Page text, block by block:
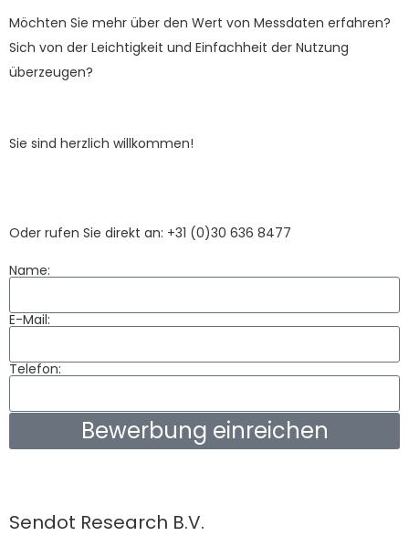
Möchten Sie mehr über den Wert von Messdaten erfahren?
Sich von der Leichtigkeit und Einfachheit der Nutzung
überzeugen?
Sie sind herzlich willkommen!
Oder rufen Sie direkt an: +31 (0)30 636 8477
Name:
E-Mail:
Telefon:
Bewerbung einreichen
Sendot Research B.V.